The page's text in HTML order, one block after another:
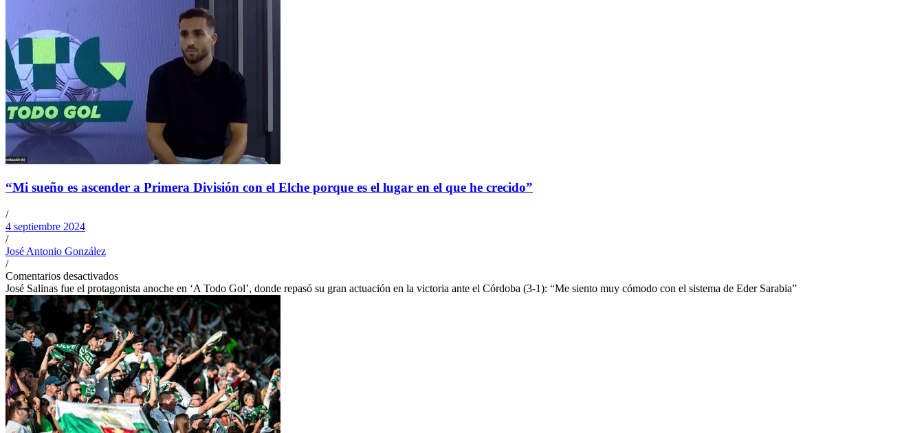
“Mi sueño es ascender a Primera División con el Elche porque es el lugar en el que he crecido”
/
4 septiembre 2024
/
José Antonio González
/
Comentarios desactivados
José Salinas fue el protagonista anoche en ‘A Todo Gol’, donde repasó su gran actuación en la victoria ante el Córdoba (3-1): “Me siento muy cómodo con el sistema de Eder Sarabia”